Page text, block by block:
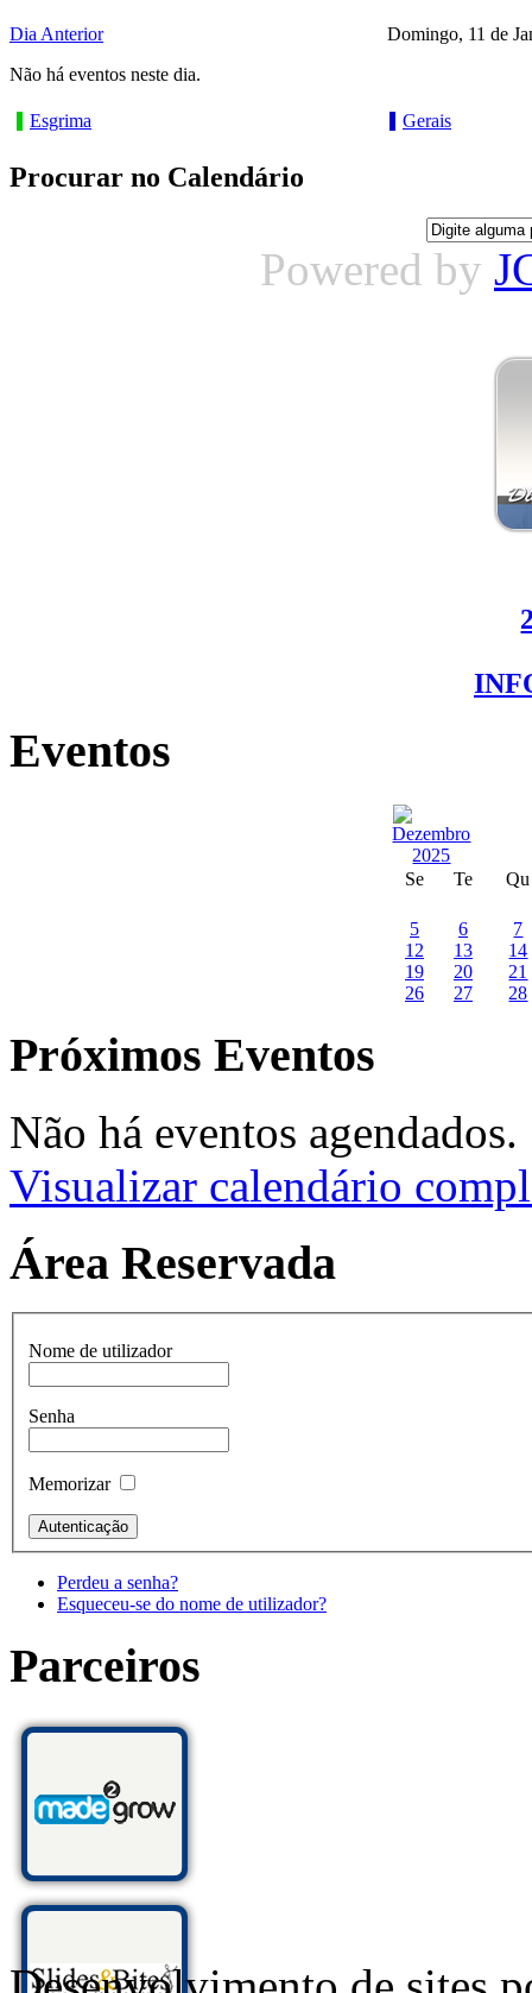
Dia Anterior
Domingo, 11 de
Não há eventos neste dia.
Esgrima Gerais
Procurar no Calendário
Powered by
Eventos
Se Te Qu
5 6
7
12
13
14
19
20
21
26
27 28
Próximos Eventos
Não há eventos agendados.
Visualizar calendário
Área Reservada
Nome de utilizador
Senha
Memorizar
Perdeu a senha?
Esqueceu-se do nome de utilizador?
Parceiros